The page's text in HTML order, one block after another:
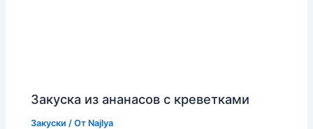
Закуска из ананасов с креветками
Закуски / От Najlya